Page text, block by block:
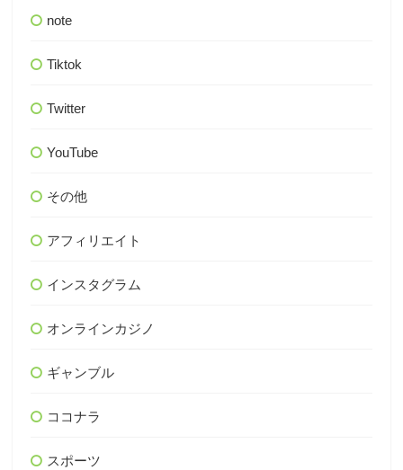
note
Tiktok
Twitter
YouTube
その他
アフィリエイト
インスタグラム
オンラインカジノ
ギャンブル
ココナラ
スポーツ